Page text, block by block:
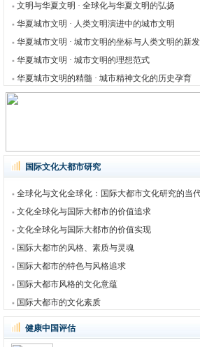
文明与华夏文明 · 全球化与华夏文明的弘扬
华夏城市文明 · 人类文明演进中的城市文明
华夏城市文明 · 城市文明的坐标与人类文明的新
华夏城市文明 · 城市文明的理想范式
华夏城市文明的精髓 · 城市精神文化的历史孕育
国际文化大都市研究
全球化与文化全球化：国际大都市文化研究的当
文化全球化与国际大都市的价值追求
文化全球化与国际大都市的价值实现
国际大都市的风格、素质与灵魂
国际大都市的特色与风格追求
国际大都市风格的文化意蕴
国际大都市的文化素质
健康中国评估